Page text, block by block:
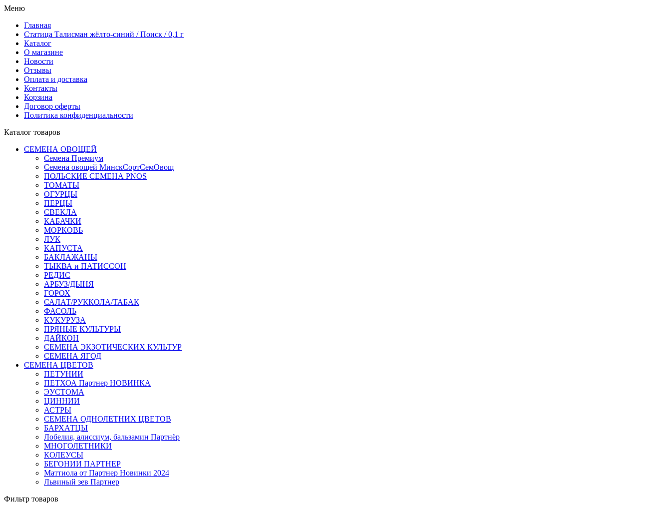
Меню
Главная
Статица Талисман жёлто-синий / Поиск / 0,1 г
Каталог
О магазине
Новости
Отзывы
Оплата и доставка
Контакты
Корзина
Договор оферты
Политика конфиденциальности
Каталог товаров
СЕМЕНА ОВОЩЕЙ
Семена Премиум
Семена овощей МинскСортСемОвощ
ПОЛЬСКИЕ СЕМЕНА PNOS
ТОМАТЫ
ОГУРЦЫ
ПЕРЦЫ
СВЕКЛА
КАБАЧКИ
МОРКОВЬ
ЛУК
КАПУСТА
БАКЛАЖАНЫ
ТЫКВА и ПАТИССОН
РЕДИС
АРБУЗ/ДЫНЯ
ГОРОХ
САЛАТ/РУККОЛА/ТАБАК
ФАСОЛЬ
КУКУРУЗА
ПРЯНЫЕ КУЛЬТУРЫ
ДАЙКОН
СЕМЕНА ЭКЗОТИЧЕСКИХ КУЛЬТУР
СЕМЕНА ЯГОД
СЕМЕНА ЦВЕТОВ
ПЕТУНИИ
ПЕТХОА Партнер НОВИНКА
ЭУСТОМА
ЦИННИИ
АСТРЫ
СЕМЕНА ОДНОЛЕТНИХ ЦВЕТОВ
БАРХАТЦЫ
Лобелия, алиссиум, бальзамин Партнёр
МНОГОЛЕТНИКИ
КОЛЕУСЫ
БЕГОНИИ ПАРТНЕР
Маттиола от Партнер Новинки 2024
Львиный зев Партнер
Фильтр товаров